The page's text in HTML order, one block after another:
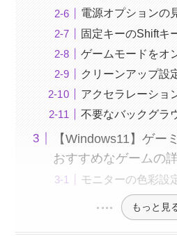
電源オプションの
固定キーのShiftキ
ゲームモードをオ
クリーンアップ設
アクセラレーショ
不要なバックグラ
【Windows11】ゲー
おすすめなゲームの
モニターの色彩設
もっと見